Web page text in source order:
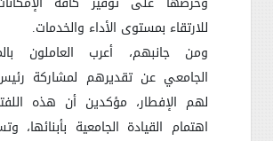
للارتقاء بمستوى الأداء والخدمات.
ومن جانبهم، أعرب العاملون
الجامعي عن تقديرهم لمشاركة
لهم الإفطار، مؤكدين أن هذه
اهتمام القيادة الجامعية